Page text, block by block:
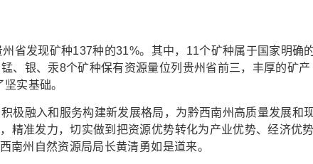
发现矿种137种的31%。其中，11个矿种属于国家明确
、银、汞8个矿种保有资源量位列贵州省前三，丰厚的矿产
实基础。
融入和服务构建新发展格局，为黔西南州高质量发展和
精准发力，切实做到把资源优势转化为产业优势、经济优
南州自然资源局局长黄清勇如是道来。